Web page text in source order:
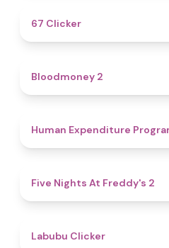
67 Clicker
Bloodmoney 2
Human Expenditure
Five Nights At Freddy's 2
Labubu Clicker